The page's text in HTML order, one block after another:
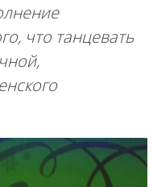
что танцевать